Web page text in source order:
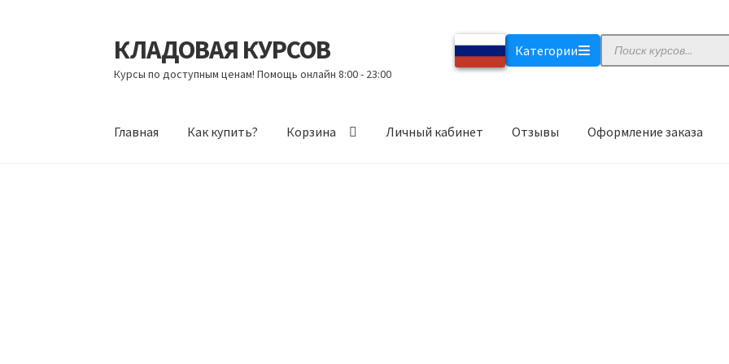
Перейти
к
навигации
Перейти
к
содержимому
КЛАДОВАЯ КУРСОВ
Курсы по доступным ценам! Помощь онлайн 8:00 - 23:00
Категории
Поиск
товаров
Главная Как купить? Корзина Личный кабинет Отзывы Оформление заказа